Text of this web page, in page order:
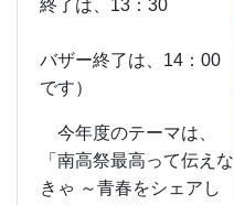
終了は、13：30
バザー終了は、14：00
です）
今年度のテーマは、
「南高祭最高って伝えな
きゃ ～青春をシェアし